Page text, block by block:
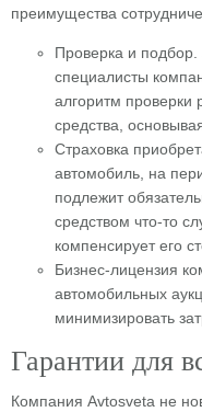
преимущества
Проверка и
специалисты
алгоритм проверки
средства,
Страховка
автомобиль, на
подлежит
средством что-то
компенсирует его
Бизнес-лицензия
автомобильных
минимизировать
Гарантии для
Компания Аvtosveta не